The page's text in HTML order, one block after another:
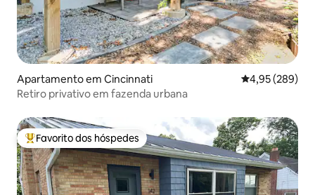
Apartamento em Cincinnati Classificação
4,95 (289)
Retiro privativo em fazenda urbana
Favoritos dos hóspedes mais apreciados
Favorito dos hóspedes